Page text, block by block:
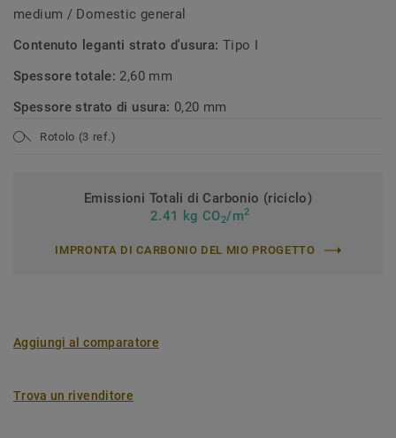
medium / Domestic general
Contenuto leganti strato d'usura: Tipo I
Spessore totale: 2,60 mm
Spessore strato di usura: 0,20 mm
Rotolo (3 ref.)
Emissioni Totali di Carbonio (riciclo)
2.41 kg CO2/m2
IMPRONTA DI CARBONIO DEL MIO PROGETTO
Aggiungi al comparatore
Trova un rivenditore